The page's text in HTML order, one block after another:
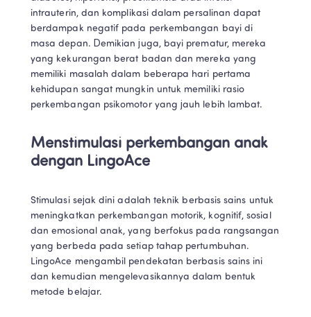
intrauterin, dan komplikasi dalam persalinan dapat
berdampak negatif pada perkembangan bayi di
masa depan. Demikian juga, bayi prematur, mereka
yang kekurangan berat badan dan mereka yang
memiliki masalah dalam beberapa hari pertama
kehidupan sangat mungkin untuk memiliki rasio
perkembangan psikomotor yang jauh lebih lambat.
Menstimulasi perkembangan anak
dengan LingoAce
Stimulasi sejak dini adalah teknik berbasis sains untuk
meningkatkan perkembangan motorik, kognitif, sosial
dan emosional anak, yang berfokus pada rangsangan
yang berbeda pada setiap tahap pertumbuhan.
LingoAce mengambil pendekatan berbasis sains ini
dan kemudian mengelevasikannya dalam bentuk
metode belajar.